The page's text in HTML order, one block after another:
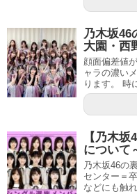
乃木坂46
大園・西
顔面偏差値
ャラの濃い
ります。 時
【乃木
について
乃木坂46の
センター＝
などにも触